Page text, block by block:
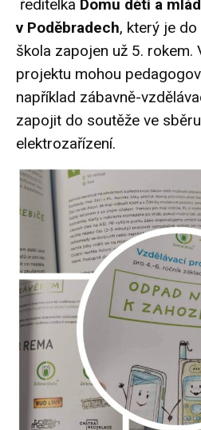
ředitelka Domu dětí a
v Poděbradech, který je
škola zapojen už 5. rokem.
projektu mohou
například zábavně-
zapojit do soutěže ve
elektrozařízení.